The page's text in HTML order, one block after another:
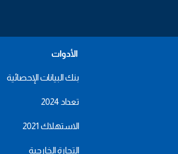
الأدوات
بنك البيانات الإحصائية
تعداد 2024
الاستهلاك 2021
التجارة الخارجية